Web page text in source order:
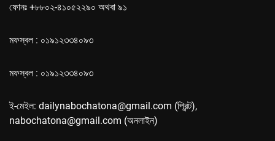
ফোনঃ +৮৮০২-৪১০৫২২৯০ অথবা ৯১
মফস্বল : ০১৯১২৩৩৪০৯৩
মফস্বল : ০১৯১২৩৩৪০৯৩
ই-মেইল: dailynabochatona@gmail.com (প্রিন্ট),
nabochatona@gmail.com (অনলাইন)